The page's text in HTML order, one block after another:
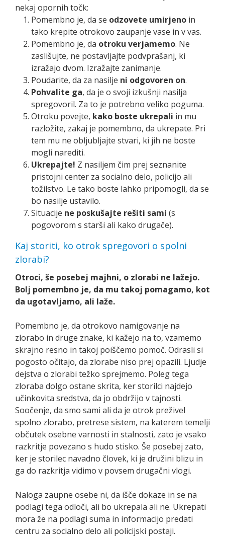
nekaj opornih točk:
Pomembno je, da se odzovete umirjeno in
tako krepite otrokovo zaupanje vase in v vas.
Pomembno je, da otroku verjamemo. Ne
zaslišujte, ne postavljajte podvprašanj, ki
izražajo dvom. Izražajte zanimanje.
Poudarite, da za nasilje ni odgovoren on.
Pohvalite ga, da je o svoji izkušnji nasilja
spregovoril. Za to je potrebno veliko poguma.
Otroku povejte, kako boste ukrepali in mu
razložite, zakaj je pomembno, da ukrepate. Pri
tem mu ne obljubljajte stvari, ki jih ne boste
mogli narediti.
Ukrepajte! Z nasiljem čim prej seznanite
pristojni center za socialno delo, policijo ali
tožilstvo. Le tako boste lahko pripomogli, da se
bo nasilje ustavilo.
Situacije ne poskušajte rešiti sami (s
pogovorom s starši ali kako drugače).
Kaj storiti, ko otrok spregovori o spolni
zlorabi?
Otroci, še posebej majhni, o zlorabi ne lažejo.
Bolj pomembno je, da mu takoj pomagamo, kot
da ugotavljamo, ali laže.
Pomembno je, da otrokovo namigovanje na
zlorabo in druge znake, ki kažejo na to, vzamemo
skrajno resno in takoj poiščemo pomoč. Odrasli si
pogosto očitajo, da zlorabe niso prej opazili. Ljudje
dejstva o zlorabi težko sprejmemo. Poleg tega
zloraba dolgo ostane skrita, ker storilci najdejo
učinkovita sredstva, da jo obdržijo v tajnosti.
Soočenje, da smo sami ali da je otrok preživel
spolno zlorabo, pretrese sistem, na katerem temelji
občutek osebne varnosti in stalnosti, zato je vsako
razkritje povezano s hudo stisko. Še posebej zato,
ker je storilec navadno človek, ki je družini blizu in
ga do razkritja vidimo v povsem drugačni vlogi.
Naloga zaupne osebe ni, da išče dokaze in se na
podlagi tega odloči, ali bo ukrepala ali ne. Ukrepati
mora že na podlagi suma in informacijo predati
centru za socialno delo ali policijski postaji.